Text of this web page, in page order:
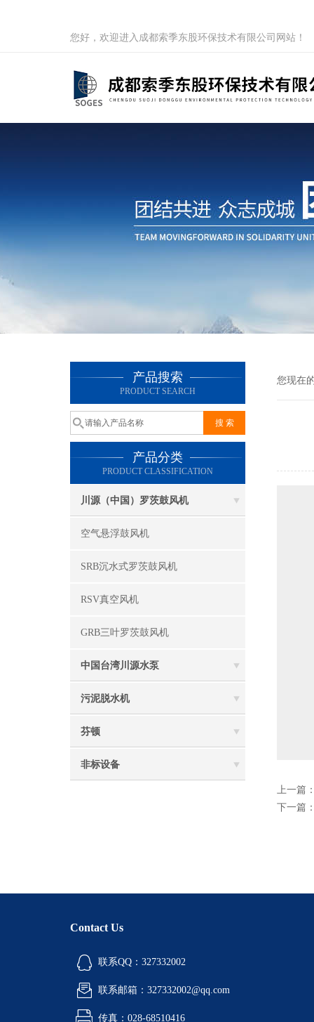
您好，欢迎进入成都索季东股环保技术有限公司网站！
产品搜索
PRODUCT SEARCH
产品分类
PRODUCT CLASSIFICATION
川源（中国）罗茨鼓风机
空气悬浮鼓风机
SRB沉水式罗茨鼓风机
RSV真空风机
GRB三叶罗茨鼓风机
中国台湾川源水泵
污泥脱水机
芬顿
非标设备
您现在
上一篇
下一篇
Contact Us
联系QQ：327332002
联系邮箱：327332002@qq.com
传真：028-68510416